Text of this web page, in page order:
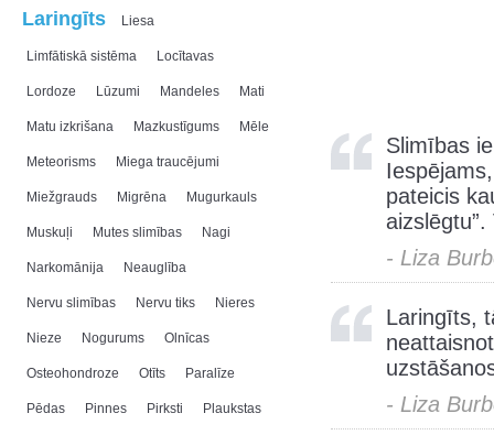
Laringīts Liesa
Limfātiskā sistēma Locītavas
Lordoze Lūzumi Mandeles Mati
Matu izkrišana Mazkustīgums Mēle
Meteorisms Miega traucējumi
Miežgrauds Migrēna Mugurkauls
Muskuļi Mutes slimības Nagi
Narkomānija Neauglība
Nervu slimības Nervu tiks Nieres
Nieze Nogurums Olnīcas
Osteohondroze Otīts Paralīze
Pēdas Pinnes Pirksti Plaukstas
Slimības
pateicis
- Liza
Laringīts,
- Liza